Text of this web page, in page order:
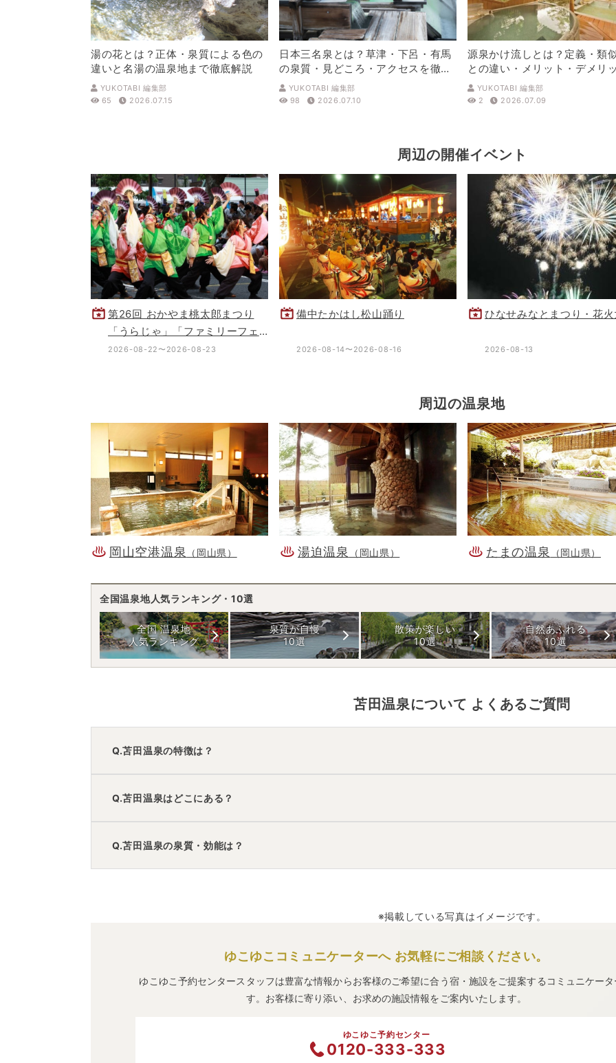
湯の花とは？正体・泉質による色の
違いと名湯の温泉地まで徹底解説
YUKOTABI 編集部
65
2026.07.15
日本三名泉とは？草津・下呂・有馬
の泉質・見どころ・アクセスを徹底
解説
YUKOTABI 編集部
98
2026.07.10
源泉かけ流しとは？定義・類
との違い・メリット・デメリ
解説
YUKOTABI 編集部
2
2026.07.09
周辺の開催イベント
第26回 おかやま桃太郎まつり
「うらじゃ」「ファミリーフェ
スタ」
2026-08-22〜2026-08-23
備中たかはし松山踊り
2026-08-14〜2026-08-16
ひなせみなとまつり・花火
2026-08-13
周辺の温泉地
岡山空港温泉 （岡山県） 湯迫温泉 （岡山県） たまの温泉 （岡山県）
全国温泉地人気ランキング・10選
全国 温泉地
人気ランキング
泉質が自慢
10選
散策が楽しい
10選
自然あふれる
10選
苫田温泉について よくあるご質問
Q.苫田温泉の特徴は？
A.温泉・お湯の特徴は さらさら
います。
Q.苫田温泉はどこにある？
A.苫田温泉 は、岡山県岡山市北区栢谷
車でお越しの方は、岡山ICから車で約5分。
Q.苫田温泉の泉質・効能は？
※掲載している写真はイメージです。
ゆこゆこコミュニケーターへ お気軽にご相談ください。
ゆこゆこ予約センタースタッフは豊富な情報からお客様のご希望に合う宿・施設をご提案するコミュニケータ
す。お客様に寄り添い、お求めの施設情報をご案内いたします。
ゆこゆこ予約センター
0120-333-333